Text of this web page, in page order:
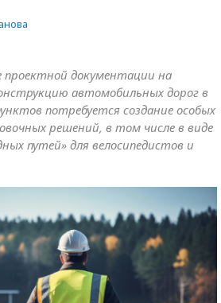
проектной документации на
автомобильных дорог в
потребуется создание особых
решений, в том числе в виде
путей» для велосипедистов и